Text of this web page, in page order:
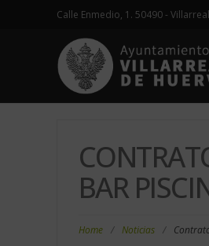
Calle Enmedio, 1. 50490 -
BAR
Home / Noticias /